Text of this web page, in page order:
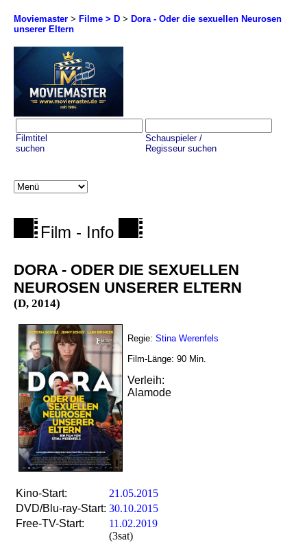
Moviemaster > Filme > D > Dora - Oder die sexuellen Neurosen
unserer Eltern
Filmtitel
suchen
Schauspieler /
Regisseur suchen
Film - Info
DORA - ODER DIE SEXUELLEN
NEUROSEN UNSERER ELTERN
(D, 2014)
Regie: Stina Werenfels
Film-Länge: 90 Min.
Verleih:
Alamode
Kino-Start:
21.05.2015
DVD/Blu-ray-Start: 30.10.2015
Free-TV-Start:
11.02.2019
(3sat)